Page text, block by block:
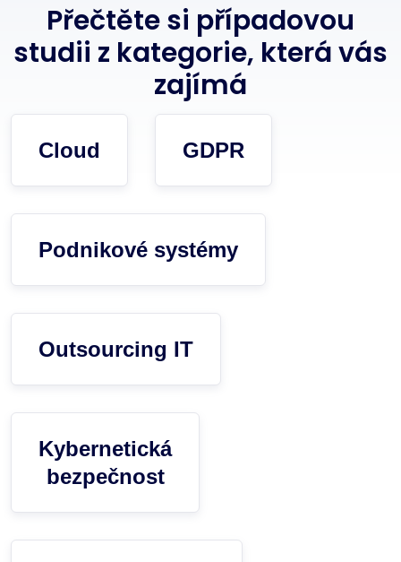
Přečtěte si případovou
studii z kategorie, která vás
zajímá
Cloud GDPR
Podnikové systémy
Outsourcing IT
Kybernetická
bezpečnost